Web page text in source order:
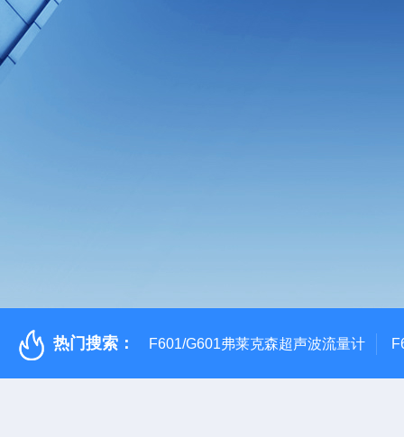
热门搜索： F601/G601弗莱克森超声波流量计